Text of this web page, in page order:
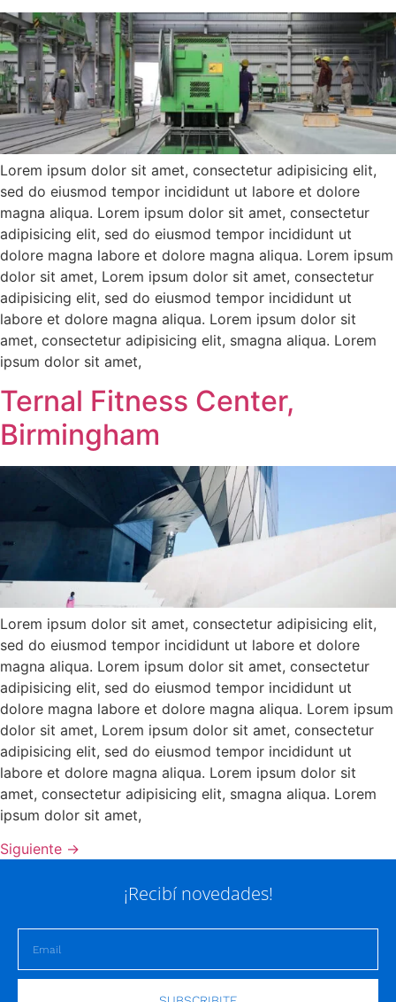
Lorem ipsum dolor sit amet, consectetur adipisicing elit,
sed do eiusmod tempor incididunt ut labore et dolore
magna aliqua. Lorem ipsum dolor sit amet, consectetur
adipisicing elit, sed do eiusmod tempor incididunt ut
dolore magna labore et dolore magna aliqua. Lorem ipsum
dolor sit amet, Lorem ipsum dolor sit amet, consectetur
adipisicing elit, sed do eiusmod tempor incididunt ut
labore et dolore magna aliqua. Lorem ipsum dolor sit
amet, consectetur adipisicing elit, smagna aliqua. Lorem
ipsum dolor sit amet,
Ternal Fitness Center,
Birmingham
Lorem ipsum dolor sit amet, consectetur adipisicing elit,
sed do eiusmod tempor incididunt ut labore et dolore
magna aliqua. Lorem ipsum dolor sit amet, consectetur
adipisicing elit, sed do eiusmod tempor incididunt ut
dolore magna labore et dolore magna aliqua. Lorem ipsum
dolor sit amet, Lorem ipsum dolor sit amet, consectetur
adipisicing elit, sed do eiusmod tempor incididunt ut
labore et dolore magna aliqua. Lorem ipsum dolor sit
amet, consectetur adipisicing elit, smagna aliqua. Lorem
ipsum dolor sit amet,
Siguiente →
¡Recibí novedades!